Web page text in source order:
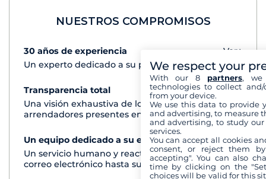
NUESTROS COMPROMISOS
30 años de experiencia
Ver+
Un experto dedicado a su proyecto de crucero
Transparencia total
Ver+
Una visión exhaustiva de los barcos de todos los
arrendadores presentes en cada destino
Un equipo dedicado a su experiencia
Ver+
Un servicio humano y reactivo por teléfono o
correo electrónico hasta su regreso del crucero
We respect your
With our 8 partners, we
technologies to collect
from your device.
We use this data to provide
and advertising, to measure
and advertising, to study
services.
You can accept all cookies
consent, or reject them
accepting". You can also
time by clicking on the
choices will be valid for this